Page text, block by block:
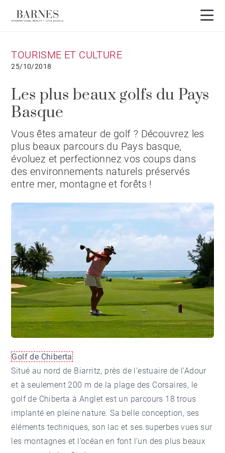
TOURISME ET CULTURE
25/10/2018
Les plus beaux golfs du Pays
Basque
Vous êtes amateur de golf ? Découvrez les
plus beaux parcours du Pays basque,
évoluez et perfectionnez vos coups dans
des environnements naturels préservés
entre mer, montagne et forêts !
Golf de Chiberta
Situé au nord de Biarritz, près de l’estuaire de l’Adour
et à seulement 200 m de la plage des Corsaires, le
golf de Chiberta à Anglet est un parcours 18 trous
implanté en pleine nature. Sa belle conception, ses
éléments techniques, son lac et ses superbes vues sur
les montagnes et l’océan en font l’un des plus beaux